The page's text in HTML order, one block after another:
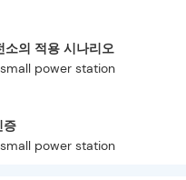
소의 적용 시나리오
증